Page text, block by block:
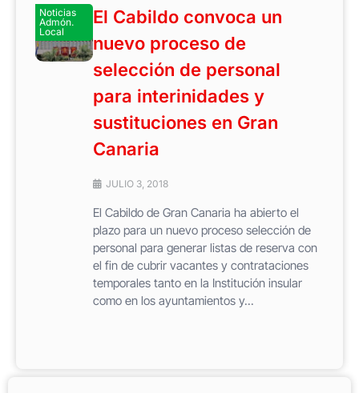
Noticias
Admón.
Local
El Cabildo convoca un
nuevo proceso de
selección de personal
para interinidades y
sustituciones en Gran
Canaria
JULIO 3, 2018
El Cabildo de Gran Canaria ha abierto el
plazo para un nuevo proceso selección de
personal para generar listas de reserva con
el fin de cubrir vacantes y contrataciones
temporales tanto en la Institución insular
como en los ayuntamientos y...